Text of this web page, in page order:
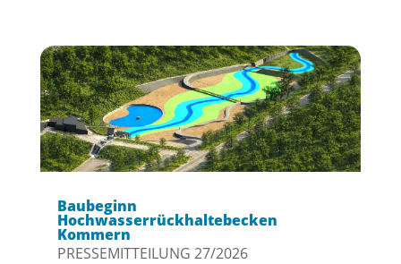
Baubeginn
Hochwasserrückhaltebecken
Kommern
PRESSEMITTEILUNG 27/2026